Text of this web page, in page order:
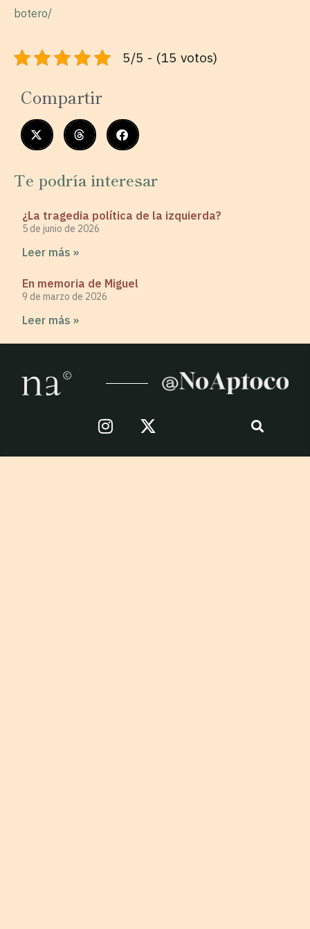
botero/
5/5 - (15 votos)
Compartir
Te podría interesar
¿La tragedia política de la izquierda?
5 de junio de 2026
Leer más »
En memoria de Miguel
9 de marzo de 2026
Leer más »